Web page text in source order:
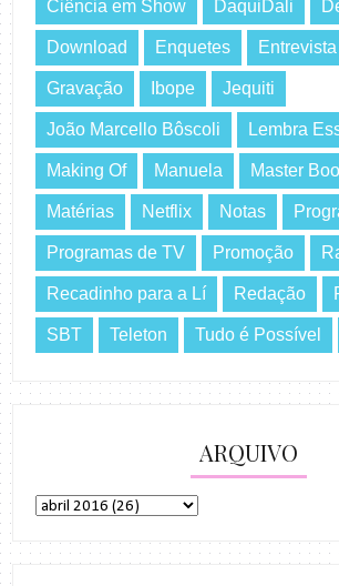
Ciência em Show DaquiDali
Download Enquetes Entrevista
Gravação Ibope Jequiti
João Marcello Bôscoli Lembra
Making Of Manuela Master
Matérias Netflix Notas
Programas de TV Promoção
Recadinho para a Lí Redação
SBT Teleton Tudo é Possível
ARQUIVO